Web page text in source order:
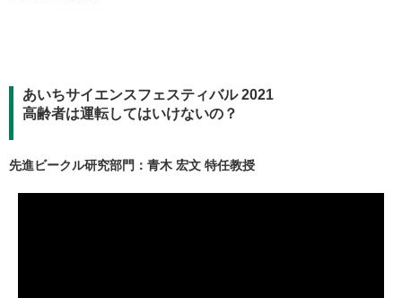
あいちサイエンスフェスティバル 2021
高齢者は運転してはいけないの？
先進ビークル研究部門：青木 宏文 特任教授